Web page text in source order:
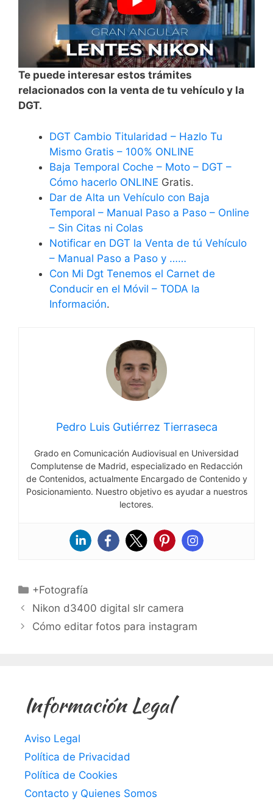
Te puede interesar estos trámites
relacionados con la venta de tu vehículo y la
DGT.
DGT Cambio Titularidad – Hazlo Tu
Mismo Gratis – 100% ONLINE
Baja Temporal Coche – Moto – DGT –
Cómo hacerlo ONLINE Gratis.
Dar de Alta un Vehículo con Baja
Temporal – Manual Paso a Paso – Online
– Sin Citas ni Colas
Notificar en DGT la Venta de tú Vehículo
– Manual Paso a Paso y ……
Con Mi Dgt Tenemos el Carnet de
Conducir en el Móvil – TODA la
Información.
Pedro Luis Gutiérrez Tierraseca
Grado en Comunicación Audiovisual en Universidad
Complutense de Madrid, especializado en Redacción
de Contenidos, actualmente Encargado de Contenido y
Posicionamiento. Nuestro objetivo es ayudar a nuestros
lectores.
Categorías
+Fotografía
Nikon d3400 digital slr camera
Cómo editar fotos para instagram
Información Legal
Aviso Legal
Política de Privacidad
Política de Cookies
Contacto y Quienes Somos